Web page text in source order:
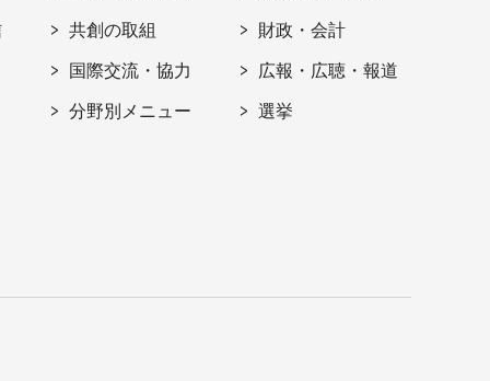
共創の取組
国際交流・協力
分野別メニュー
財政・会計
広報・広聴・報道
選挙